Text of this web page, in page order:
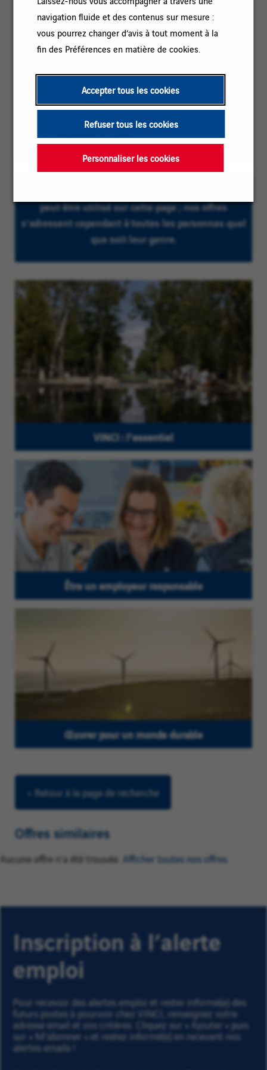
navigation fluide et des contenus sur mesure :
vous pourrez changer d’avis à tout moment à la
fin des Préférences en matière de cookies.
Accepter tous les cookies
Refuser tous les cookies
Personnaliser les cookies
Catégorie
:
REALISATION / TRAVAUX / CONDUITE DE
PROJETS
client
:
Thaon-les-Vosges, Grand Est, France
Type
contrat
Contrat à durée indéterminée
d'expérience
Supérieur à 3 ans
peut être utilisé sur cette page ; nos offres
s’adressent cependant à toutes les personnes quel
que soit leur genre.
VINCI : l'essentiel
Être un employeur responsable
Œuvrer pour un monde durable
< Retour à la page de recherche
Offres similaires
Aucune offre n'a été trouvée. Afficher toutes nos offres
Inscription à l’alerte
emploi
Pour recevoir des alertes emploi et rester informé(e) des
futurs postes à pourvoir chez VINCI, renseignez votre
adresse email et vos critères. Cliquez sur « Ajouter » puis
sur « M'abonner » et restez informé(e) en recevant nos
alertes emails !